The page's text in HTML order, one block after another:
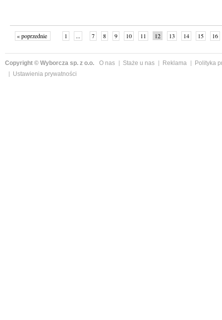
« poprzednie 1 ... 7 8 9 10 11 12 13 14 15 16
Copyright © Wyborcza sp. z o.o. O nas Staże u nas Reklama
Polityka
Ustawienia prywatności